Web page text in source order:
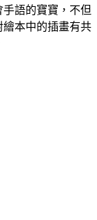
語的寶寶，不但
本中的插畫有共